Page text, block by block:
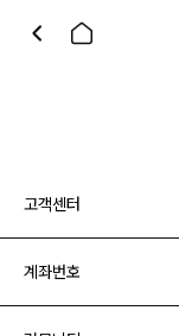
고객센터
계좌번호